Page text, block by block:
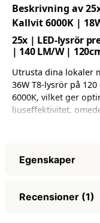
Beskrivning av
Kallvit 6000K |
25x | LED-lysrör
| 140 LM/W |
Utrusta dina lokaler
36W T8-lysrör på
6000K, vilket ger
ljuseffektivitet,
de ett pålitligt val
Egenskaper
Ljuseffekt (lumen)
Recensioner (1)